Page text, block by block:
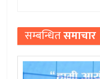
सम्बन्धितसमाचार